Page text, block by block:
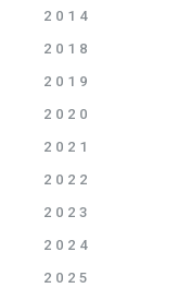
2014
2018
2019
2020
2021
2022
2023
2024
2025